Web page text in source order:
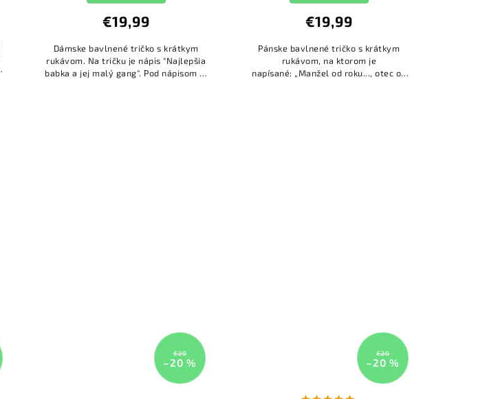
€19,99
Dámske bavlnené tričko s krátkym
rukávom. Na tričku je nápis "Najlepšia
babka a jej malý gang". Pod nápisom je
€19,99
Pánske bavlnené tričko s krátkym
rukávom, na ktorom je
napísané: „Manžel od roku..., otec od
€20
–20 %
€20
–20 %